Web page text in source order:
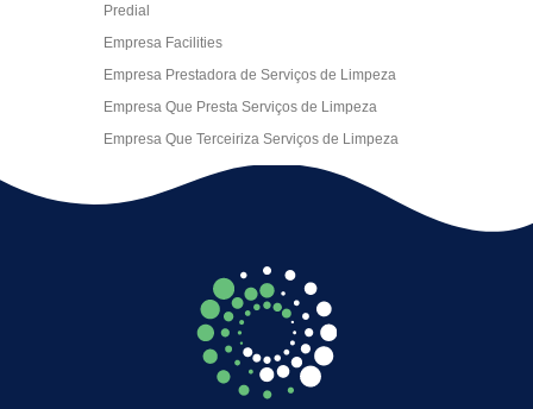
Predial
Empresa Facilities
Empresa Prestadora de Serviços de Limpeza
Empresa Que Presta Serviços de Limpeza
Empresa Que Terceiriza Serviços de Limpeza
Empresa Terceirizada de Portaria
Empresa de Facilities
Empresa de Limpeza Empresarial
Empresa de Limpeza Predial
Empresa de Limpeza Predial Terceirizada
Empresa de Limpeza de Escritório
Empresa de Limpeza de Fachada